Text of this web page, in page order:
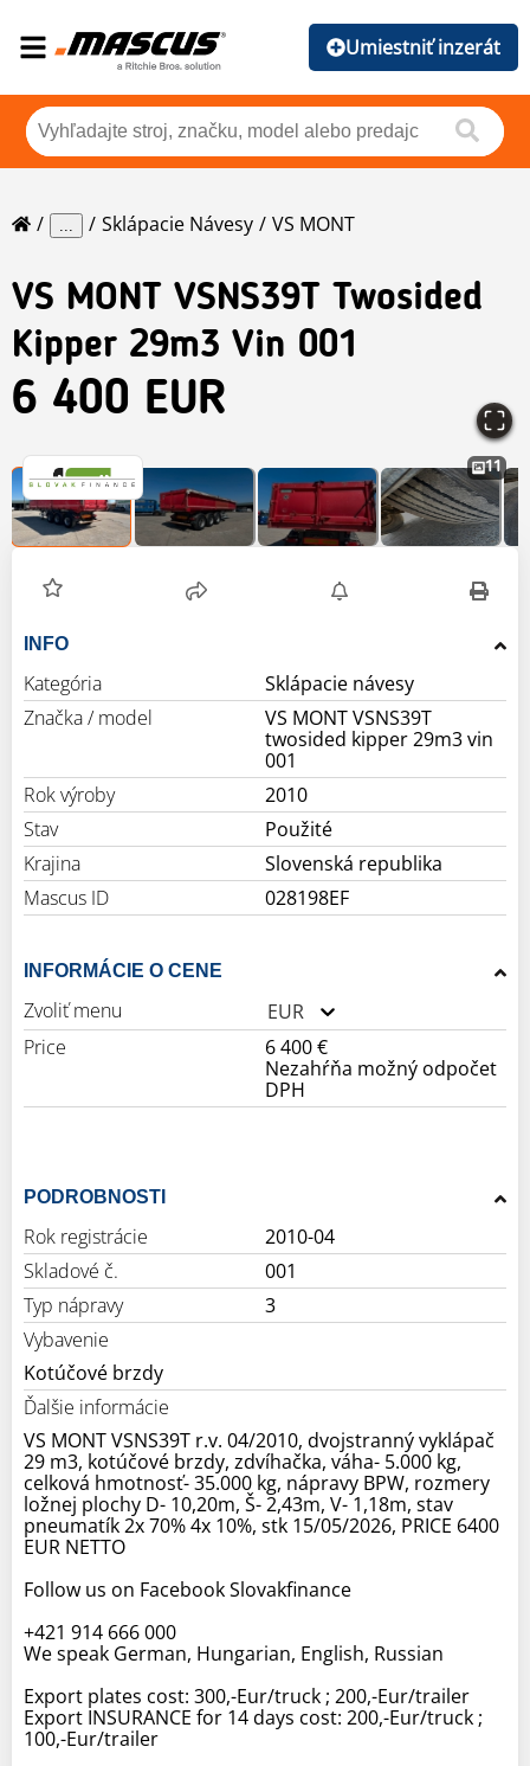
Umiestniť inzerát
... Sklápacie Návesy VS MONT
VS MONT VSNS39T Twosided
Kipper 29m3 Vin 001
6 400 EUR
11
INFO
Kategória
Sklápacie návesy
Značka / model
VS MONT VSNS39T
twosided kipper 29m3 vin
001
Rok výroby
2010
Stav
Použité
Krajina
Slovenská republika
Mascus ID
028198EF
INFORMÁCIE O CENE
Zvoliť menu
EUR
Price
6 400 €
Nezahŕňa možný odpočet
DPH
PODROBNOSTI
Rok registrácie
2010-04
Skladové č.
001
Typ nápravy
3
Vybavenie
Kotúčové brzdy
Ďalšie informácie
VS MONT VSNS39T r.v. 04/2010, dvojstranný vyklápač
29 m3, kotúčové brzdy, zdvíhačka, váha- 5.000 kg,
celková hmotnosť- 35.000 kg, nápravy BPW, rozmery
ložnej plochy D- 10,20m, Š- 2,43m, V- 1,18m, stav
pneumatík 2x 70% 4x 10%, stk 15/05/2026, PRICE 6400
EUR NETTO
Follow us on Facebook Slovakfinance
+421 914 666 000
We speak German, Hungarian, English, Russian
Export plates cost: 300,-Eur/truck ; 200,-Eur/trailer
Export INSURANCE for 14 days cost: 200,-Eur/truck ;
100,-Eur/trailer